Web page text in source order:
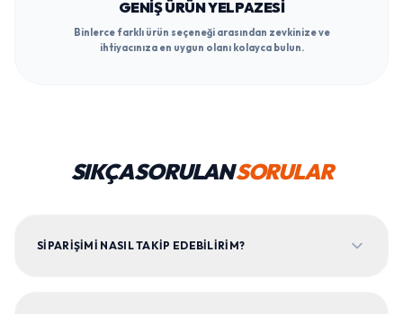
GENIŞ ÜRÜN YELPAZESI
Binlerce farklı ürün seçeneği arasından zevkinize ve
ihtiyacınıza en uygun olanı kolayca bulun.
SIKÇA SORULANSORULAR
SIPARIŞIMI NASIL TAKIP EDEBILIRIM?